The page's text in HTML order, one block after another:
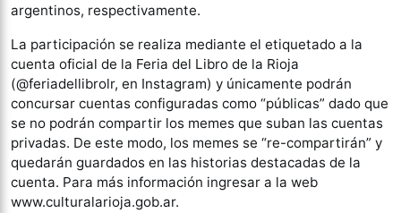
argentinos, respectivamente.
La participación se realiza mediante el etiquetado a la
cuenta oficial de la Feria del Libro de la Rioja
(@feriadellibrolr, en Instagram) y únicamente podrán
concursar cuentas configuradas como “públicas” dado que
se no podrán compartir los memes que suban las cuentas
privadas. De este modo, los memes se “re-compartirán” y
quedarán guardados en las historias destacadas de la
cuenta. Para más información ingresar a la web
www.culturalarioja.gob.ar.